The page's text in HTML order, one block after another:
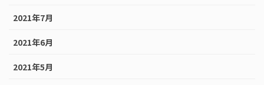
2021年7月
2021年6月
2021年5月